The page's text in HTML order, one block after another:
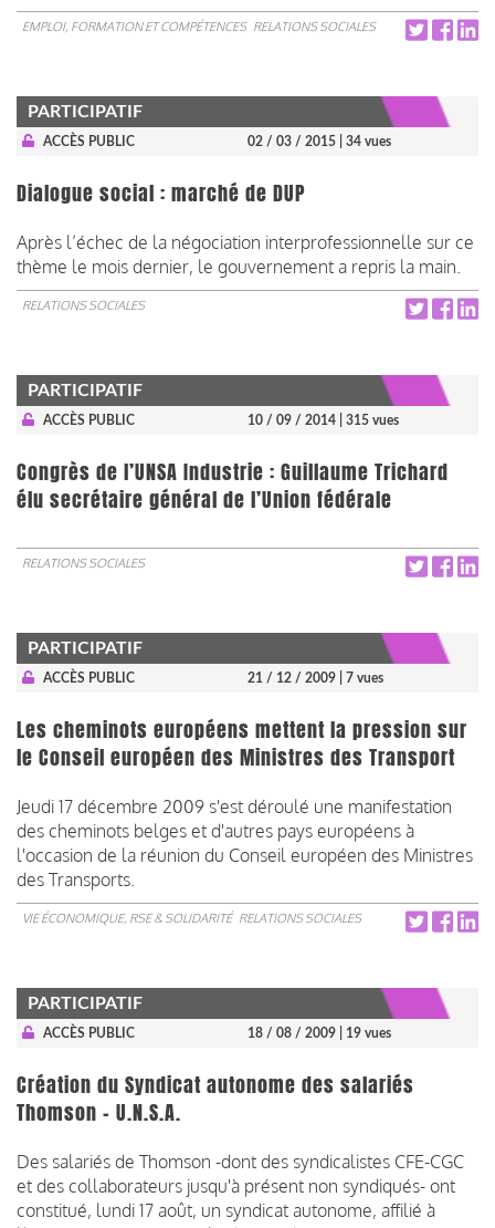
EMPLOI, FORMATION ET COMPÉTENCES RELATIONS SOCIALES
PARTICIPATIF
ACCÈS PUBLIC 02 / 03 / 2015 | 34 vues
Dialogue social : marché de DUP
Après l’échec de la négociation interprofessionnelle sur ce
thème le mois dernier, le gouvernement a repris la main.
RELATIONS SOCIALES
PARTICIPATIF
ACCÈS PUBLIC 10 / 09 / 2014 | 315 vues
Congrès de l’UNSA Industrie : Guillaume Trichard
élu secrétaire général de l’Union fédérale
RELATIONS SOCIALES
PARTICIPATIF
ACCÈS PUBLIC 21 / 12 / 2009 | 7 vues
Les cheminots européens mettent la pression sur
le Conseil européen des Ministres des Transport
Jeudi 17 décembre 2009 s'est déroulé une manifestation
des cheminots belges et d'autres pays européens à
l'occasion de la réunion du Conseil européen des Ministres
des Transports.
VIE ÉCONOMIQUE, RSE & SOLIDARITÉ RELATIONS SOCIALES
PARTICIPATIF
ACCÈS PUBLIC 18 / 08 / 2009 | 19 vues
Création du Syndicat autonome des salariés
Thomson – U.N.S.A.
Des salariés de Thomson -dont des syndicalistes CFE-CGC
et des collaborateurs jusqu'à présent non syndiqués- ont
constitué, lundi 17 août, un syndicat autonome, affilié à